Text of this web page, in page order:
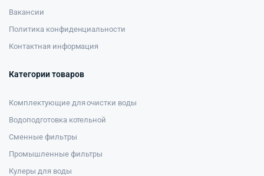
Вакансии
Политика конфиденциальности
Контактная информация
Категории товаров
Комплектующие для очистки воды
Водоподготовка котельной
Сменные фильтры
Промышленные фильтры
Кулеры для воды